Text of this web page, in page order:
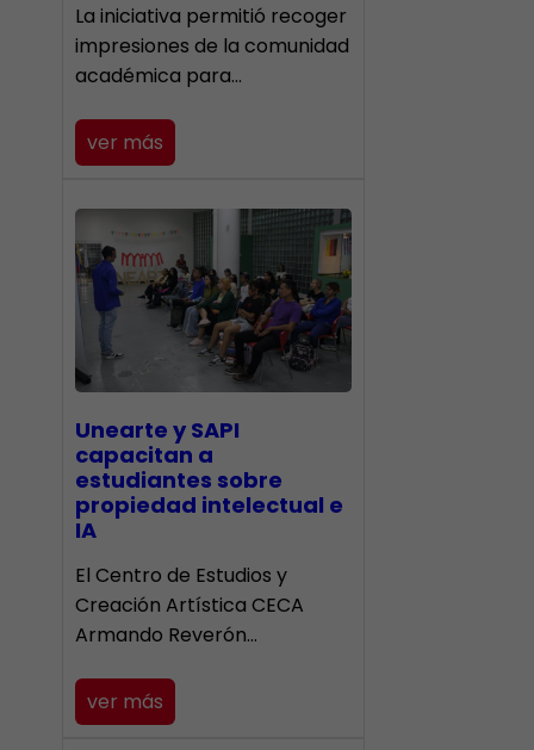
La iniciativa permitió recoger
impresiones de la comunidad
académica para…
ver más
Unearte y SAPI
capacitan a
estudiantes sobre
propiedad intelectual e
IA
El Centro de Estudios y
Creación Artística CECA
Armando Reverón…
ver más